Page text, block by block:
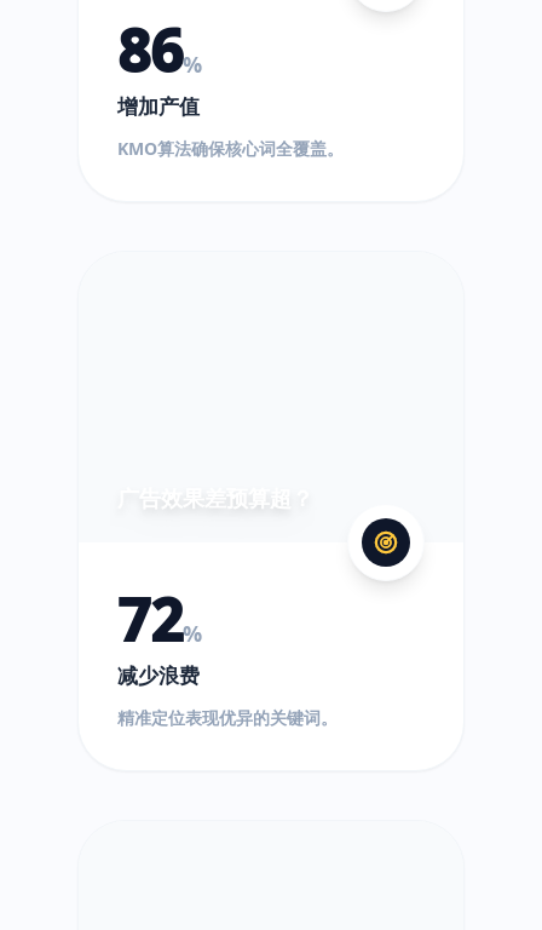
86%
增加产值
KMO算法确保核心词全覆盖。
!
广告效果差预算超？
72%
减少浪费
精准定位表现优异的关键词。